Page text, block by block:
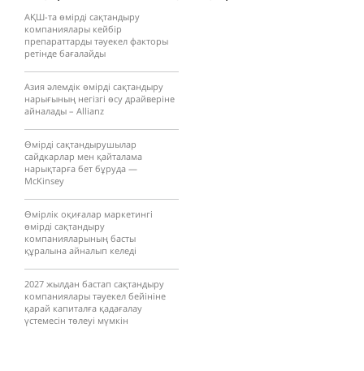
АҚШ-та өмірді сақтандыру
компаниялары кейбір
препараттарды тәуекел факторы
ретінде бағалайды
Азия әлемдік өмірді сақтандыру
нарығының негізгі өсу драйверіне
айналады – Allianz
Өмірді сақтандырушылар
сайдкарлар мен қайталама
нарықтарға бет бұруда —
McKinsey
Өмірлік оқиғалар маркетингі
өмірді сақтандыру
компанияларының басты
құралына айналып келеді
2027 жылдан бастап сақтандыру
компаниялары тәуекел бейініне
қарай капиталға қадағалау
үстемесін төлеуі мүмкін